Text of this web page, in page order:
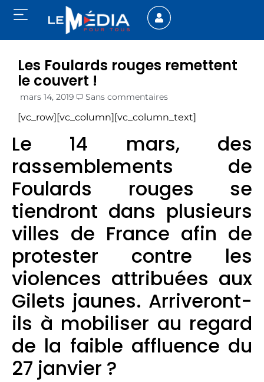
Les Foulards rouges remettent
le couvert !
mars 14, 2019 Sans commentaires
[vc_row][vc_column][vc_column_text]
Le 14 mars, des
rassemblements de
Foulards rouges se
tiendront dans plusieurs
villes de France afin de
protester contre les
violences attribuées aux
Gilets jaunes. Arriveront-
ils à mobiliser au regard
de la faible affluence du
27 janvier ?